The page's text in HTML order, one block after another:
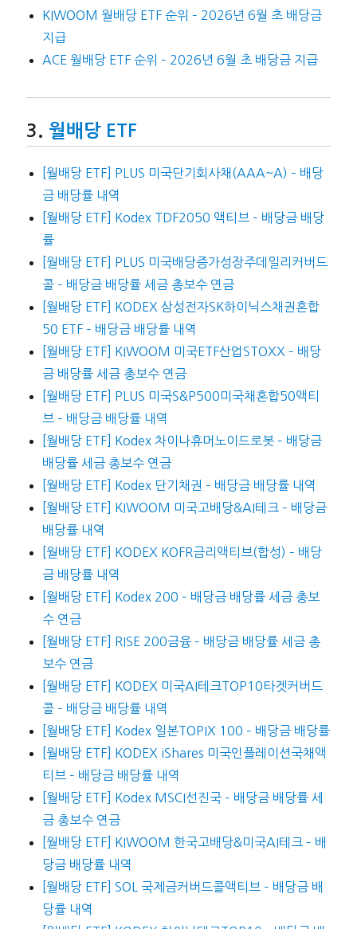
KIWOOM 월배당 ETF 순위 – 2026년 6월 초 배당금
지급
ACE 월배당 ETF 순위 – 2026년 6월 초 배당금 지급
월배당 ETF
[월배당 ETF] PLUS 미국단기회사채(AAA~A) – 배당
금 배당률 내역
[월배당 ETF] Kodex TDF2050 액티브 – 배당금 배당
률
[월배당 ETF] PLUS 미국배당증가성장주데일리커버드
콜 – 배당금 배당률 세금 총보수 연금
[월배당 ETF] KODEX 삼성전자SK하이닉스채권혼합
50 ETF – 배당금 배당률 내역
[월배당 ETF] KIWOOM 미국ETF산업STOXX – 배당
금 배당률 세금 총보수 연금
[월배당 ETF] PLUS 미국S&P500미국채혼합50액티
브 – 배당금 배당률 내역
[월배당 ETF] Kodex 차이나휴머노이드로봇 – 배당금
배당률 세금 총보수 연금
[월배당 ETF] Kodex 단기채권 – 배당금 배당률 내역
[월배당 ETF] KIWOOM 미국고배당&AI테크 – 배당금
배당률 내역
[월배당 ETF] KODEX KOFR금리액티브(합성) – 배당
금 배당률 내역
[월배당 ETF] Kodex 200 – 배당금 배당률 세금 총보
수 연금
[월배당 ETF] RISE 200금융 – 배당금 배당률 세금 총
보수 연금
[월배당 ETF] KODEX 미국AI테크TOP10타겟커버드
콜 – 배당금 배당률 내역
[월배당 ETF] Kodex 일본TOPIX 100 – 배당금 배당률
[월배당 ETF] KODEX iShares 미국인플레이션국채액
티브 – 배당금 배당률 내역
[월배당 ETF] Kodex MSCI선진국 – 배당금 배당률 세
금 총보수 연금
[월배당 ETF] KIWOOM 한국고배당&미국AI테크 – 배
당금 배당률 내역
[월배당 ETF] SOL 국제금커버드콜액티브 – 배당금 배
당률 내역